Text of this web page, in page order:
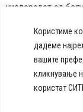
Користиме
дадеме
вашите
кликнување
користат
кислородот од
резултира со
+ 389 2 30 99